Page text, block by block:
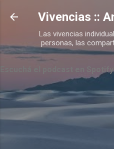
Ir al
Vivencias ::
Las vivencias
personas, las
Escuchá el podcast en Spotify